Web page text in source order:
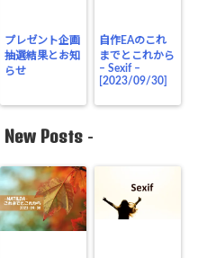
プレゼント企画
抽選結果とお知
らせ
自作EAのこれ
までとこれから
– Sexif –
[2023/09/30]
New Posts -